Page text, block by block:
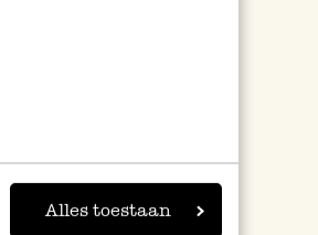
Alles toestaan